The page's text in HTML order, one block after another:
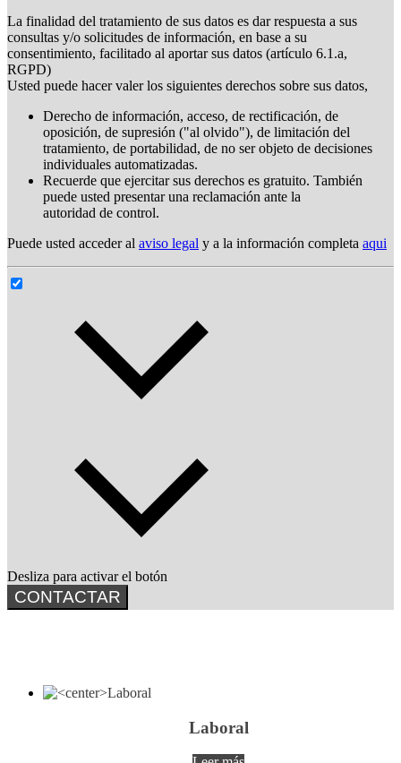
La finalidad del tratamiento de sus datos es dar respuesta a sus
consultas y/o solicitudes de información, en base a su
consentimiento, facilitado al aportar sus datos (artículo 6.1.a,
RGPD)
Usted puede hacer valer los siguientes derechos sobre sus datos,
Derecho de información, acceso, de rectificación, de
oposición, de supresión ("al olvido"), de limitación del
tratamiento, de portabilidad, de no ser objeto de decisiones
individuales automatizadas.
Recuerde que ejercitar sus derechos es gratuito. También
puede usted presentar una reclamación ante la
autoridad de control.
Puede usted acceder al aviso legal y a la información completa aqui
Desliza para activar el botón
CONTACTAR
Laboral